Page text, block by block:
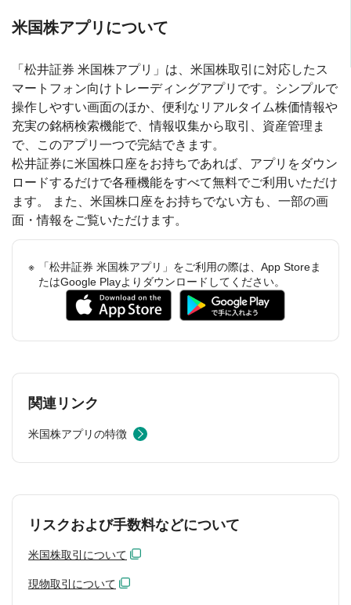
米国株アプリについて
「松井証券 米国株アプリ」は、米国株取引に対応したス
マートフォン向けトレーディングアプリです。シンプルで
操作しやすい画面のほか、便利なリアルタイム株価情報や
充実の銘柄検索機能で、情報収集から取引、資産管理ま
で、このアプリ一つで完結できます。
松井証券に米国株口座をお持ちであれば、アプリをダウン
ロードするだけで各種機能をすべて無料でご利用いただけ
ます。 また、米国株口座をお持ちでない方も、一部の画
面・情報をご覧いただけます。
「松井証券 米国株アプリ」をご利用の際は、App Storeま
たはGoogle Playよりダウンロードしてください。
関連リンク
米国株アプリの特徴
リスクおよび手数料などについて
米国株取引について
現物取引について